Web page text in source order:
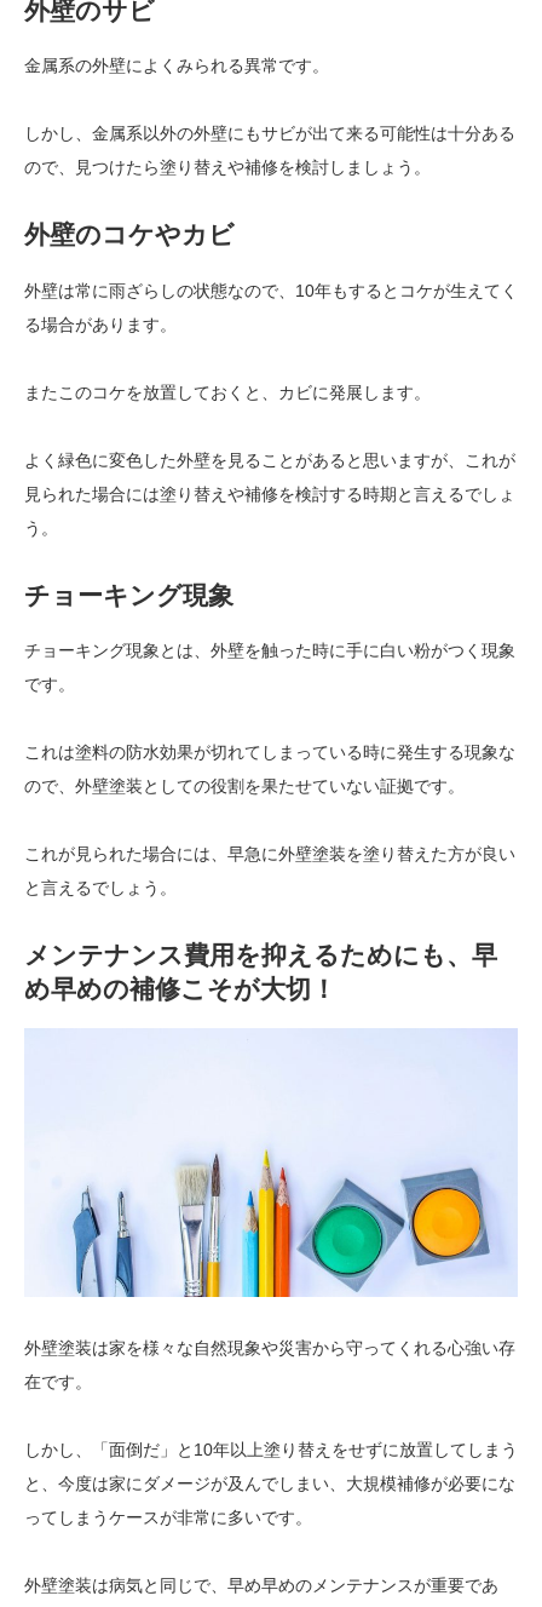
外壁のサビ
金属系の外壁によくみられる異常です。
しかし、金属系以外の外壁にもサビが出て来る可能性は十分ある
ので、見つけたら塗り替えや補修を検討しましょう。
外壁のコケやカビ
外壁は常に雨ざらしの状態なので、10年もするとコケが生えてく
る場合があります。
またこのコケを放置しておくと、カビに発展します。
よく緑色に変色した外壁を見ることがあると思いますが、これが
見られた場合には塗り替えや補修を検討する時期と言えるでしょ
う。
チョーキング現象
チョーキング現象とは、外壁を触った時に手に白い粉がつく現象
です。
これは塗料の防水効果が切れてしまっている時に発生する現象な
ので、外壁塗装としての役割を果たせていない証拠です。
これが見られた場合には、早急に外壁塗装を塗り替えた方が良い
と言えるでしょう。
メンテナンス費用を抑えるためにも、早
め早めの補修こそが大切！
外壁塗装は家を様々な自然現象や災害から守ってくれる心強い存
在です。
しかし、「面倒だ」と10年以上塗り替えをせずに放置してしまう
と、今度は家にダメージが及んでしまい、大規模補修が必要にな
ってしまうケースが非常に多いです。
外壁塗装は病気と同じで、早め早めのメンテナンスが重要であ